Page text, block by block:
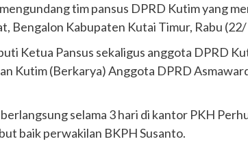
tim pansus DPRD Kutim yang
Bengalon Kabupaten Kutai Timur, Rabu
Ketua Pansus sekaligus anggota DPRD
Kutim (Berkarya) Anggota DPRD
selama 3 hari di kantor PKH
baik perwakilan BKPH Susanto.